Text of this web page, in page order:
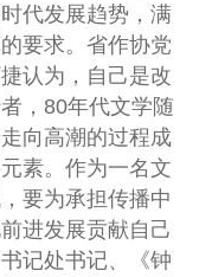
代发展趋势，满
要求。省作协党
认为，自己是改
， 80年代文学随
向高潮的过程成
素。作为一名文
要为承担传播中
进发展贡献自己
记处书记、《钟